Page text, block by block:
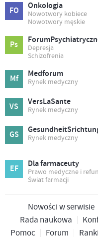
FO Onkologia
Nowotwory kobiece
Nowotwory męskie
Ps
Depresja
Schizofrenia
Mf Medforum
Rynek medyczny
VS VersLaSante
Rynek medyczny
GS Rynek medyczny
EF Dla farmaceuty
Świat farmacji
Nowości w serwisie
Rada naukowa
Pomoc
Forum